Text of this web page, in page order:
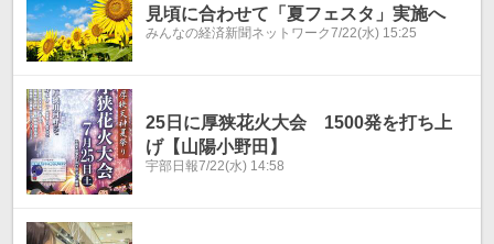
見頃に合わせて「夏フェスタ」実施へ
みんなの経済新聞ネットワーク7/22(水) 15:25
25日に厚狭花火大会 1500発を打ち上
げ【山陽小野田】
宇部日報7/22(水) 14:58